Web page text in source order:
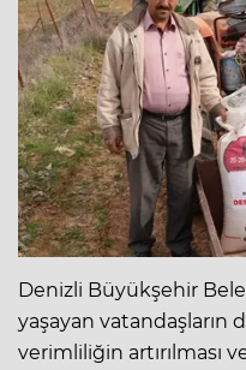
Denizli Büyükşehir
yaşayan vatandaşların
verimliliğin artırılması